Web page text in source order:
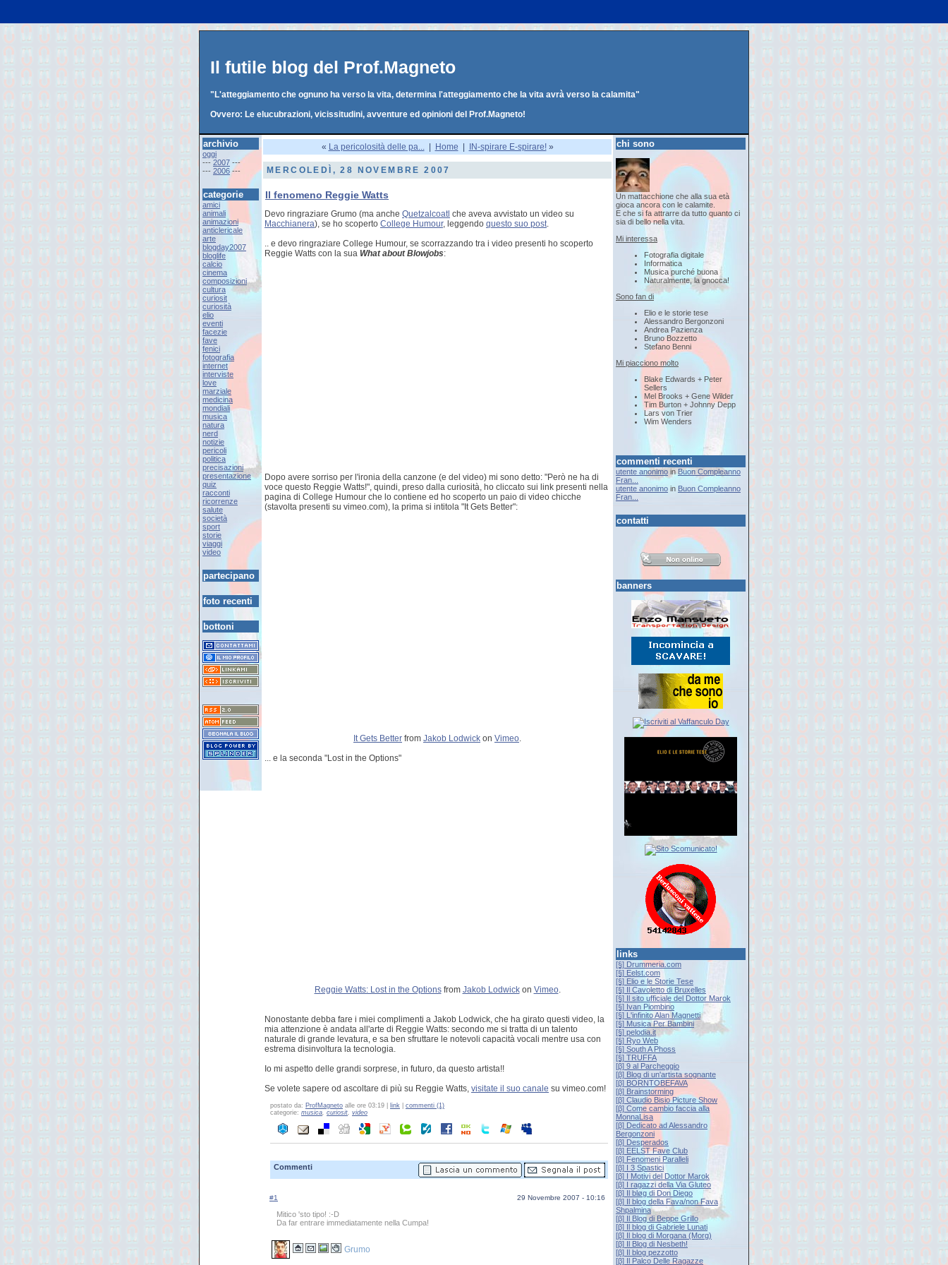
Il futile blog del Prof.Magneto
"L'atteggiamento che ognuno ha verso la vita, determina l'atteggiamento che la vita avrà verso la calamita"
Ovvero: Le elucubrazioni, vicissitudini, avventure ed opinioni del Prof.Magneto!
archivio
oggi
--- 2007 ---
--- 2006 ---
categorie
amici
animali
animazioni
anticlericale
arte
blogday2007
bloglife
calcio
cinema
composizioni
cultura
curiosit
curiosità
elio
eventi
facezie
fave
fenici
fotografia
internet
interviste
love
marziale
medicina
mondiali
musica
natura
nerd
notizie
pericoli
politica
precisazioni
presentazione
quiz
racconti
ricorrenze
salute
società
sport
storie
viaggi
video
partecipano
foto recenti
bottoni
chi sono
Un mattacchione che alla sua età
gioca ancora con le calamite.
E che si fa attrarre da tutto quanto ci
sia di bello nella vita.
Mi interessa
Fotografia digitale
Informatica
Musica purché buona
Naturalmente, la gnocca!
Sono fan di
Elio e le storie tese
Alessandro Bergonzoni
Andrea Pazienza
Bruno Bozzetto
Stefano Benni
Mi piacciono molto
Blake Edwards + Peter
Sellers
Mel Brooks + Gene Wilder
Tim Burton + Johnny Depp
Lars von Trier
Wim Wenders
commenti recenti
utente anonimo in Buon Compleanno
Fran...
utente anonimo in Buon Compleanno
Fran...
contatti
banners
links
[§] Drummeria.com
[§] Eelst.com
[§] Elio e le Storie Tese
[§] Il Cavoletto di Bruxelles
[§] Il sito ufficiale del Dottor Marok
[§] Ivan Piombino
[§] L'infinito Alan Magnetti
[§] Musica Per Bambini
[§] pelodia.it
[§] Ryo Web
[§] South A Phoss
[§] TRUFFA
[β] 9 al Parcheggio
[β] Blog di un'artista sognante
[β] BORNTOBEFAVA
[β] Brainstorming
[β] Claudio Bisio Picture Show
[β] Come cambio faccia alla
MonnaLisa
[β] Dedicato ad Alessandro
Bergonzoni
[β] Desperados
[β] EELST Fave Club
[β] Fenomeni Paralleli
[β] I 3 Spastici
[β] I Motivi del Dottor Marok
[β] I ragazzi della Via Gluteo
[β] Il bløg di Don Diego
[β] Il blog della Fava/non Fava
Shpalmina
[β] Il Blog di Beppe Grillo
[β] Il blog di Gabriele Lunati
[β] Il blog di Morgana (Morg)
[β] Il Blog di Nesbeth!
[β] Il blog pezzotto
[β] Il Palco Delle Ragazze
« La pericolosità delle pa... | Home | IN-spirare E-spirare!»
MERCOLEDÌ, 28 NOVEMBRE 2007
Il fenomeno Reggie Watts
Devo ringraziare Grumo (ma anche Quetzalcoatl che aveva avvistato un video su
Macchianera), se ho scoperto College Humour, leggendo questo suo post
.. e devo ringraziare College Humour, se scorrazzando tra i video presenti ho scoperto
Reggie Watts con la sua What about Blowjobs:
Dopo avere sorriso per l'ironia della canzone (e del video) mi sono detto: "Però ne ha di
voce questo Reggie Watts!", quindi, preso dalla curiosità, ho cliccato sui link presenti nella
pagina di College Humour che lo contiene ed ho scoperto un paio di video chicche
(stavolta presenti su vimeo.com), la prima si intitola "It Gets Better":
It Gets Better from Jakob Lodwick on Vimeo
... e la seconda "Lost in the Options"
Reggie Watts: Lost in the Optionsfrom Jakob Lodwickon Vimeo.
Nonostante debba fare i miei complimenti a Jakob Lodwick, che ha girato questi video, la
mia attenzione è andata all'arte di Reggie Watts: secondo me si tratta di un talento
naturale di grande levatura, e sa ben sfruttare le notevoli capacità vocali mentre usa con
estrema disinvoltura la tecnologia.
Io mi aspetto delle grandi sorprese, in futuro, da questo artista!!
Se volete sapere od ascoltare di più su Reggie Watts, visitate il suo canale su vimeo.com!
postato da: ProfMagneto alle ore 03:19 | link
commenti (1)
categorie: musica curiosit video
Commenti
#1 29 Novembre 2007 - 10:16
Mitico 'sto tipo! :-D
Da far entrare immediatamente nella Cumpa!
Grumo